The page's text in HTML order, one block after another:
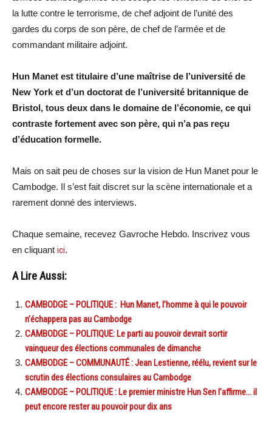
la lutte contre le terrorisme, de chef adjoint de l’unité des
gardes du corps de son père, de chef de l’armée et de
commandant militaire adjoint.
Hun Manet est titulaire d’une maîtrise de l’université de
New York et d’un doctorat de l’université britannique de
Bristol, tous deux dans le domaine de l’économie, ce qui
contraste fortement avec son père, qui n’a pas reçu
d’éducation formelle.
Mais on sait peu de choses sur la vision de Hun Manet pour le
Cambodge. Il s’est fait discret sur la scène internationale et a
rarement donné des interviews.
Chaque semaine, recevez Gavroche Hebdo. Inscrivez vous
en cliquant ici.
A Lire Aussi:
CAMBODGE – POLITIQUE : Hun Manet, l’homme à qui le pouvoir
n’échappera pas au Cambodge
CAMBODGE – POLITIQUE: Le parti au pouvoir devrait sortir
vainqueur des élections communales de dimanche
CAMBODGE – COMMUNAUTÉ : Jean Lestienne, réélu, revient sur le
scrutin des élections consulaires au Cambodge
CAMBODGE – POLITIQUE : Le premier ministre Hun Sen l’affirme… il
peut encore rester au pouvoir pour dix ans